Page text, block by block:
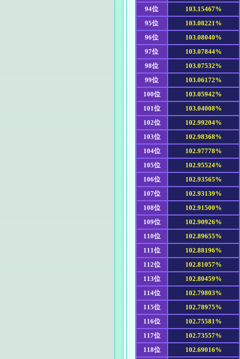
94位
103.15467%
95位
103.08221%
96位
103.08040%
97位
103.07844%
98位
103.07532%
99位
103.06172%
100位
103.05942%
101位
103.04008%
102位
102.99204%
103位
102.98368%
104位
102.97778%
105位
102.95524%
106位
102.93565%
107位
102.93139%
108位
102.91500%
109位
102.90926%
110位
102.89655%
111位
102.88196%
112位
102.81057%
113位
102.80459%
114位
102.79803%
115位
102.78975%
116位
102.75581%
117位
102.73557%
118位
102.69016%